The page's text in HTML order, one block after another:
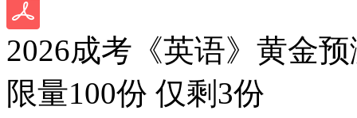
2026成考《英语》黄金
限量100份 仅剩 3份